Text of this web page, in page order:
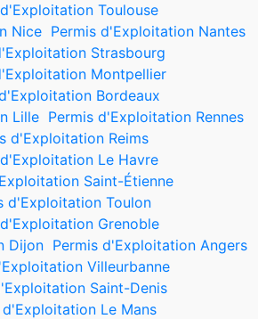
Toulouse
Nice Permis d'Exploitation Nantes
Strasbourg
Montpellier
Bordeaux
Lille Permis d'Exploitation Rennes
d'Exploitation Reims
Le Havre
Saint-Étienne
d'Exploitation Toulon
Grenoble
Dijon Permis d'Exploitation Angers
Villeurbanne
Saint-Denis
d'Exploitation Le Mans